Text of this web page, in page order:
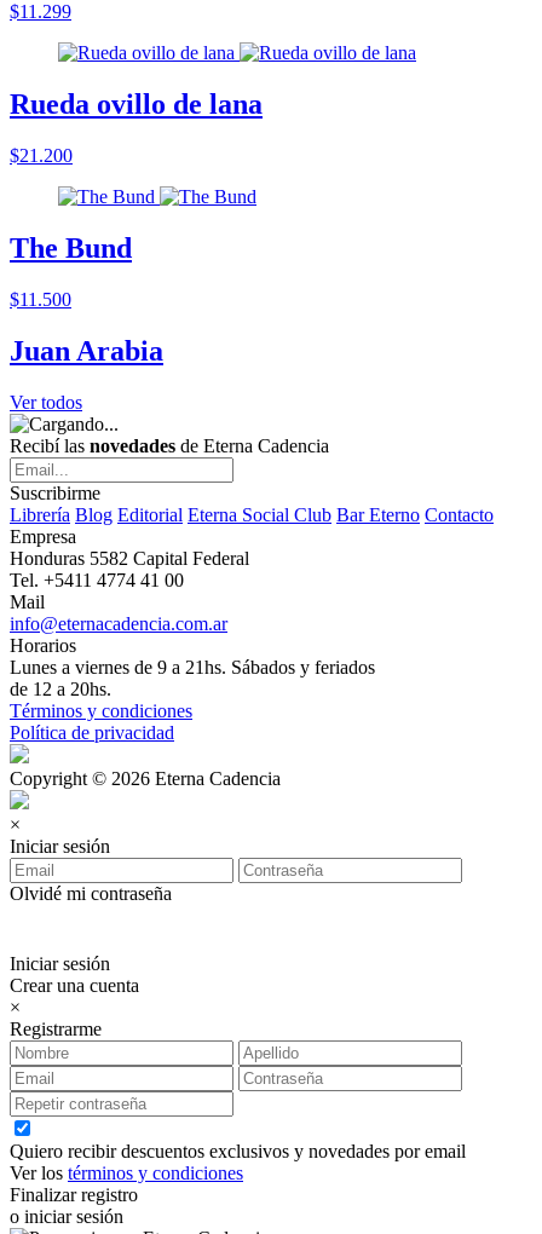
$11.299
Rueda ovillo de lana
$21.200
The Bund
$11.500
Juan Arabia
Ver todos
Recibí las novedades de Eterna Cadencia
Suscribirme
Librería Blog Editorial Eterna Social Club Bar Eterno Contacto
Empresa
Honduras 5582 Capital Federal
Tel. +5411 4774 41 00
Mail
info@eternacadencia.com.ar
Horarios
Lunes a viernes de 9 a 21hs. Sábados y feriados
de 12 a 20hs.
Términos y condiciones
Política de privacidad
Copyright © 2026 Eterna Cadencia
×
Iniciar sesión
Olvidé mi contraseña
Iniciar sesión
Crear una cuenta
×
Registrarme
Quiero recibir descuentos exclusivos y novedades por email
Ver los términos y condiciones
Finalizar registro
o iniciar sesión